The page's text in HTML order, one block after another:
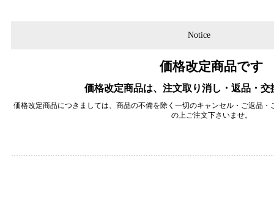
Notice
価格改定商品です
価格改定商品は、注文取り消し・返品・交
価格改定商品につきましては、商品の不備を除く一切のキャンセル・ご返品
の上ご注文下さいませ。